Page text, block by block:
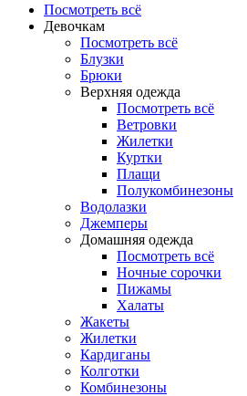
Посмотреть всё
Девочкам
Посмотреть всё
Блузки
Брюки
Верхняя одежда
Посмотреть всё
Ветровки
Жилетки
Куртки
Плащи
Полукомбинезоны
Водолазки
Джемперы
Домашняя одежда
Посмотреть всё
Ночные сорочки
Пижамы
Халаты
Жакеты
Жилетки
Кардиганы
Колготки
Комбинезоны